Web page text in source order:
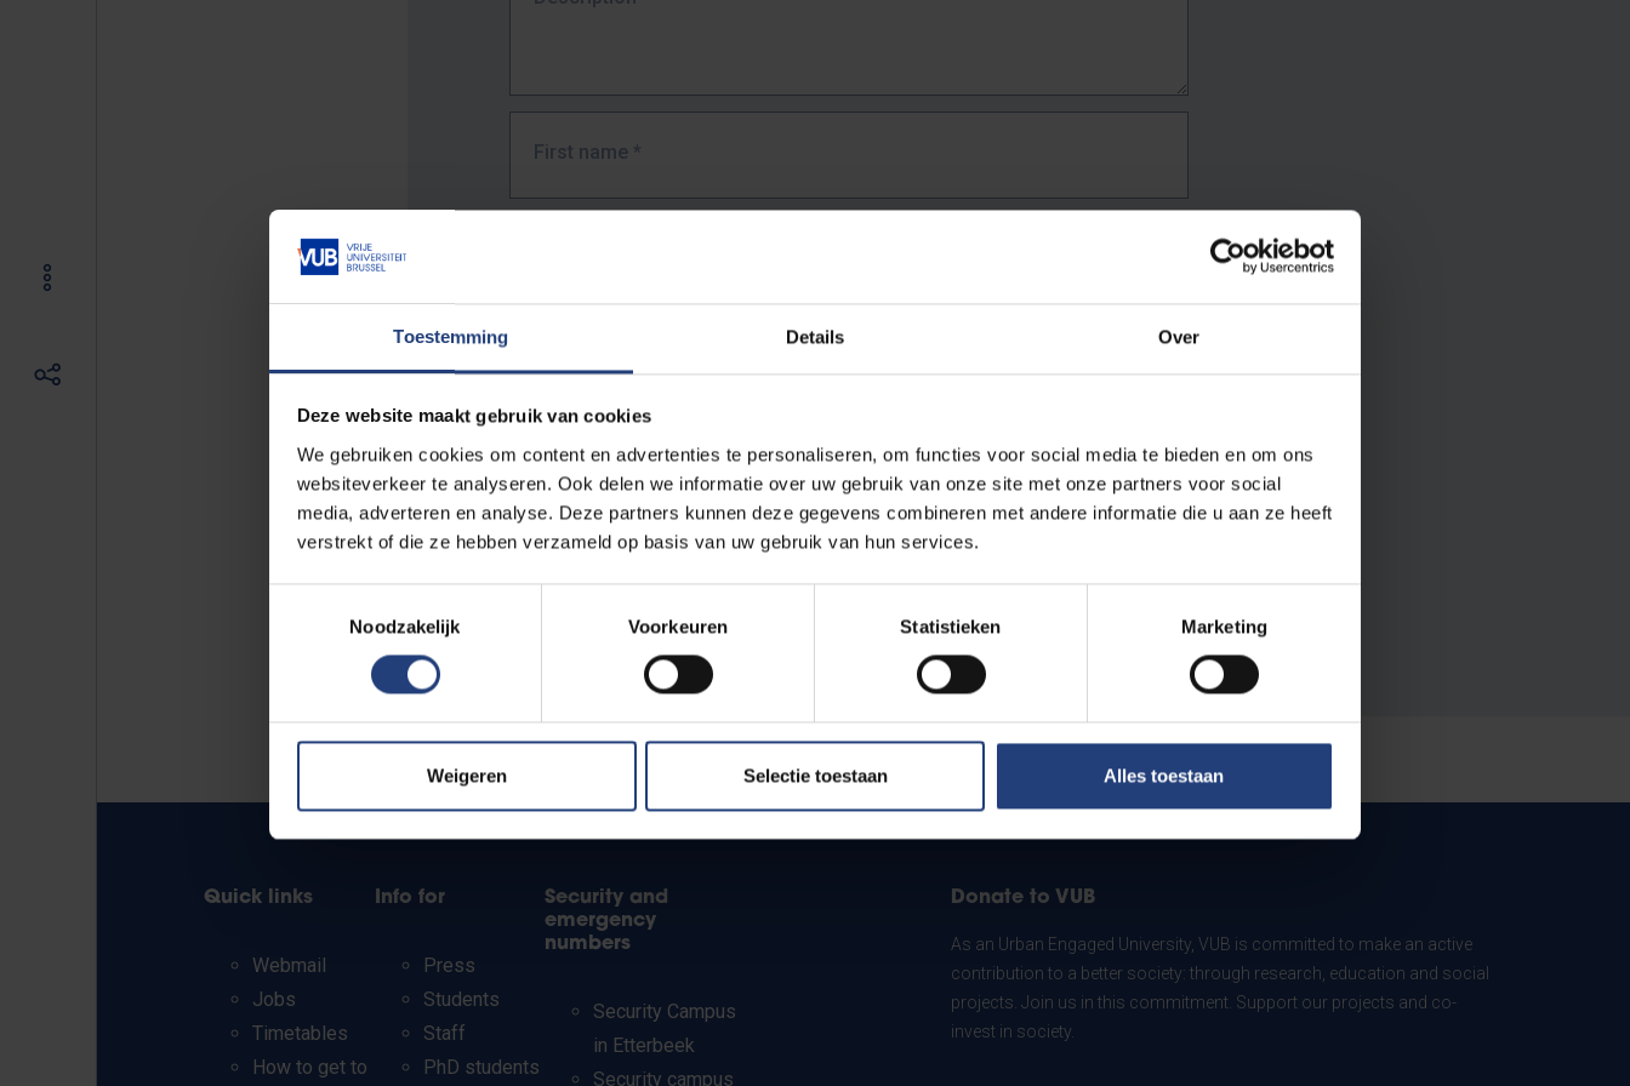
Toestemming Details Over
Deze website maakt gebruik van cookies
We gebruiken cookies om content en advertenties te personaliseren, om functies voor social media te bieden en om ons
websiteverkeer te analyseren. Ook delen we informatie over uw gebruik van onze site met onze partners voor social
media, adverteren en analyse. Deze partners kunnen deze gegevens combineren met andere informatie die u aan ze heeft
verstrekt of die ze hebben verzameld op basis van uw gebruik van hun services.
Noodzakelijk
Voorkeuren Statistieken Marketing
Weigeren Selectie toestaan Alles toestaan
First name *
The full URL of the page where you encountered the error.
E.g. https://www.vub.be/nl/studeren-aan-de-vub/alle-opleidingen
Quick links
Webmail
Jobs
Timetables
How to get to
Info for
Press
Students
Staff
PhD students
Security and
emergency
numbers
Security Campus
in Etterbeek
Security campus
Donate to VUB
As an Urban Engaged University, VUB is committed to make an active
contribution to a better society: through research, education and social
projects. Join us in this commitment. Support our projects and co-
invest in society.